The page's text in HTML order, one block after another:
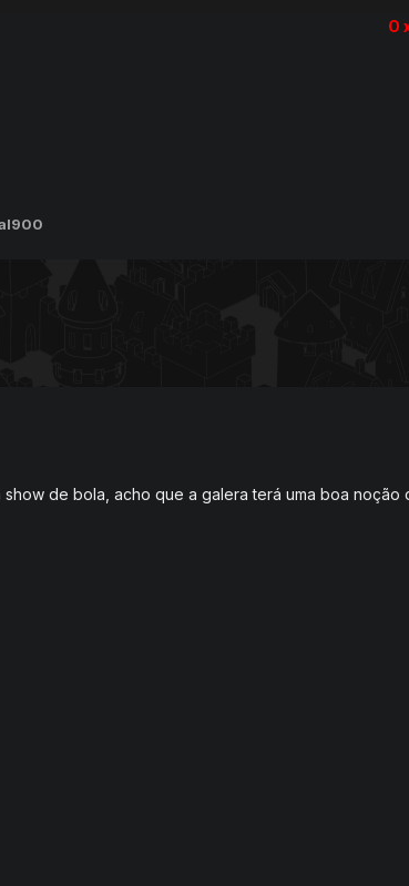
O
show de bola, acho que a galera terá uma boa